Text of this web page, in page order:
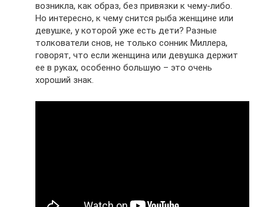
возникла, как образ, без привязки к чему-либо.
Но интересно, к чему снится рыба женщине или
девушке, у которой уже есть дети? Разные
толкователи снов, не только сонник Миллера,
говорят, что если женщина или девушка держит
ее в руках, особенно большую – это очень
хороший знак.